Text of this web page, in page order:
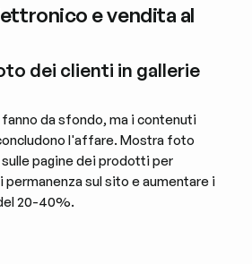
e vendita al
dei clienti in gallerie
da sfondo, ma i contenuti
l'affare. Mostra foto
pagine dei prodotti per
sul sito e aumentare i
20-40%.